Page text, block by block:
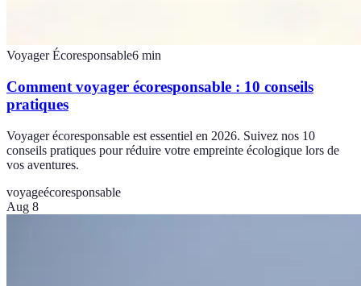
Voyager Écoresponsable6 min
Comment voyager écoresponsable : 10 conseils
pratiques
Voyager écoresponsable est essentiel en 2026. Suivez nos 10
conseils pratiques pour réduire votre empreinte écologique lors de
vos aventures.
voyageécoresponsable
Aug 8